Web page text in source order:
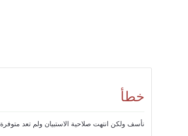
خطأ
نأسف ولكن انتهت صلاحية الاستبيان ولم تعد متوفرة.